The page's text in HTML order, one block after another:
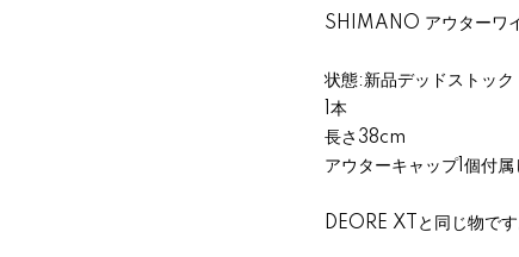
SHIMANO アウターワ
状態:新品デッドストック
1本
長さ38cm
アウターキャップ1個付属
DEORE XTと同じ物です